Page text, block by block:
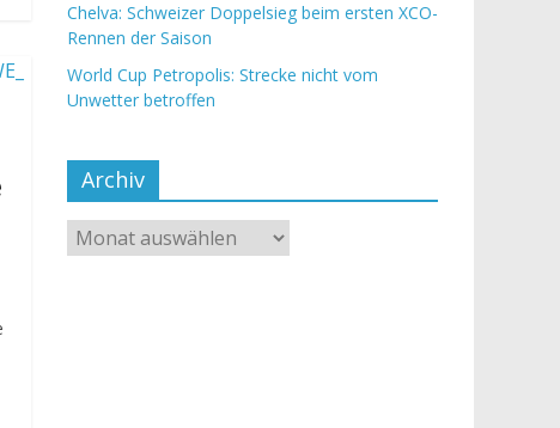
Chelva: Schweizer Doppelsieg beim ersten XCO-
Rennen der Saison
World Cup Petropolis: Strecke nicht vom
Unwetter betroffen
Archiv